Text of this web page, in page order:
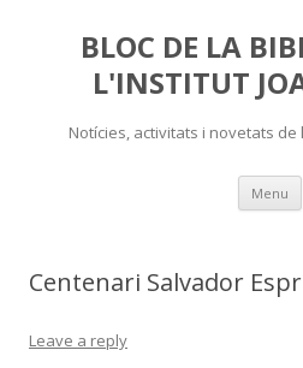
BLOC DE LA
L'INSTITUT
Notícies, activitats i novetats
Menu
Centenari Salvador
Leave a reply